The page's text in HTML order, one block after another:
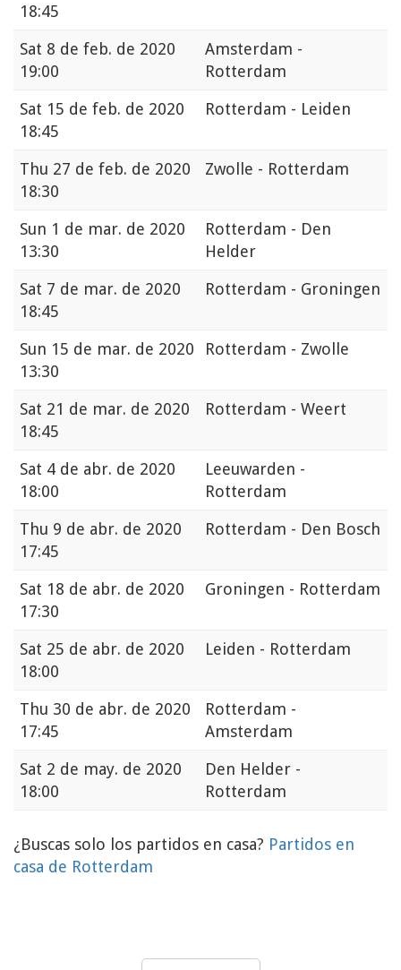
18:45
Sat 8 de feb. de 2020
19:00
Amsterdam -
Rotterdam
Sat 15 de feb. de 2020
18:45
Rotterdam - Leiden
Thu 27 de feb. de 2020
18:30
Zwolle - Rotterdam
Sun 1 de mar. de 2020
13:30
Rotterdam - Den
Helder
Sat 7 de mar. de 2020
18:45
Rotterdam - Groningen
Sun 15 de mar. de 2020
13:30
Rotterdam - Zwolle
Sat 21 de mar. de 2020
18:45
Rotterdam - Weert
Sat 4 de abr. de 2020
18:00
Leeuwarden -
Rotterdam
Thu 9 de abr. de 2020
17:45
Rotterdam - Den Bosch
Sat 18 de abr. de 2020
17:30
Groningen - Rotterdam
Sat 25 de abr. de 2020
18:00
Leiden - Rotterdam
Thu 30 de abr. de 2020
17:45
Rotterdam -
Amsterdam
Sat 2 de may. de 2020
18:00
Den Helder -
Rotterdam
¿Buscas solo los partidos en casa? Partidos en
casa de Rotterdam